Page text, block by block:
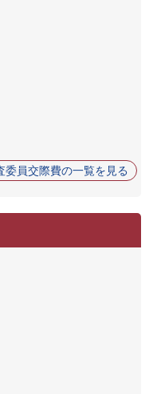
委員交際費の一覧を見る